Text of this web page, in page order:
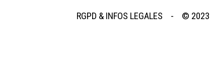
RGPD & INFOS LEGALES - © 2023